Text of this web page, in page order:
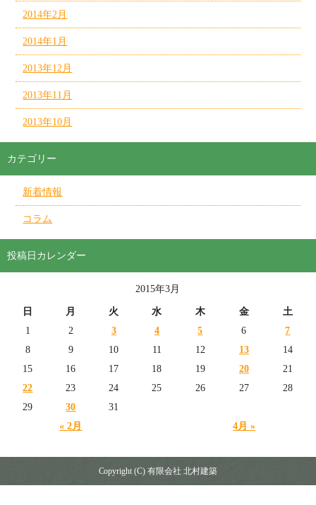
2014年2月
2014年1月
2013年12月
2013年11月
2013年10月
カテゴリー
新着情報
コラム
投稿日カレンダー
2015年3月
日 月 火 水 木 金 土
« 2月 4月 »
1 2 3 4 5 6
7
8
9 10 11 12 13
14
15
16 17 18 19 20
21
22
23 24 25 26 27
28
29
30 31
Copyright (C) 有限会社 北村建築